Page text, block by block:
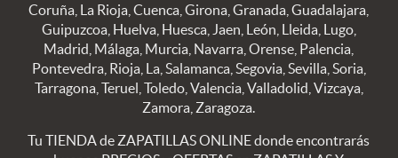
Coruña, La Rioja, Cuenca, Girona, Granada, Guadalajara,
Guipuzcoa, Huelva, Huesca, Jaen, León, Lleida, Lugo,
Madrid, Málaga, Murcia, Navarra, Orense, Palencia,
Pontevedra, Rioja, La, Salamanca, Segovia, Sevilla, Soria,
Tarragona, Teruel, Toledo, Valencia, Valladolid, Vizcaya,
Zamora, Zaragoza.
Tu TIENDA de ZAPATILLAS ONLINE donde encontrarás